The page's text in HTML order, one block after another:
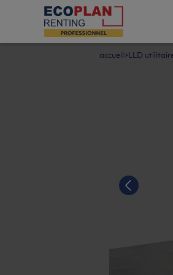
accueil LLD